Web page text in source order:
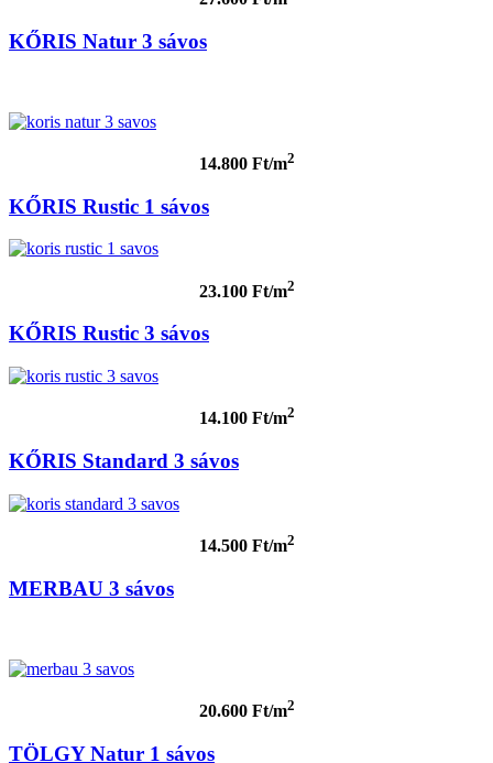
KŐRIS Natur 3 sávos
14.800 Ft/m2
KŐRIS Rustic 1 sávos
23.100 Ft/m2
KŐRIS Rustic 3 sávos
14.100 Ft/m2
KŐRIS Standard 3 sávos
14.500 Ft/m2
MERBAU 3 sávos
20.600 Ft/m2
TÖLGY Natur 1 sávos